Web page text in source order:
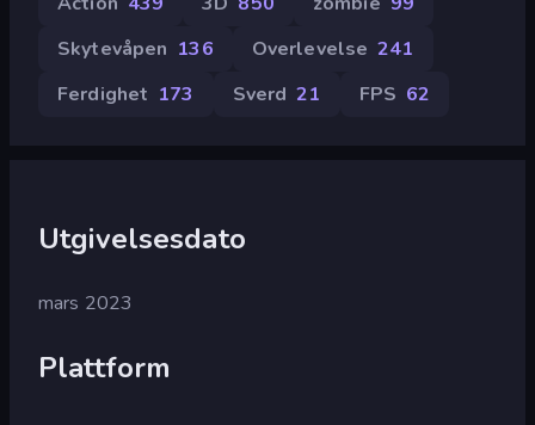
Skytevåpen 136 Overlevelse 241
Ferdighet 173 Sverd 21 FPS 62
Utgivelsesdato
mars 2023
Plattform